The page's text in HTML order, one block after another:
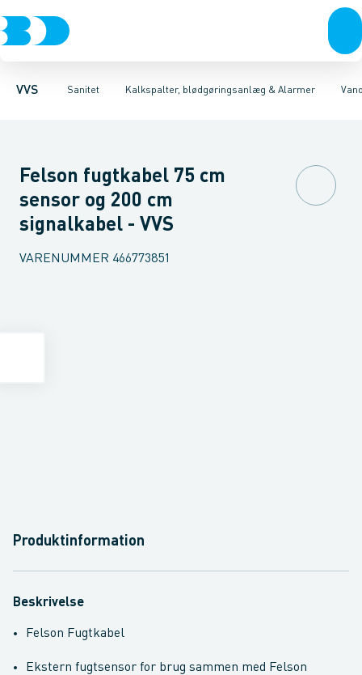
VVS Sanitet
Rør & fittingsPressfittings & rørKuglehaner & ventiler Afløb
Kalkspalter, blødgøringsanlæg & Alarmer
Toiletter, sæder og cisternerVaskeArmaturerBrusere
KalkspalterAnlæg Tilbehør til anlægVand sikkerhedssystem
Felson fugtkabel 75 cm
sensor og 200 cm
signalkabel - VVS
VARENUMMER 466773851
Produktinformation
Beskrivelse
Felson Fugtkabel
Ekstern fugtsensor for brug sammen med Felson